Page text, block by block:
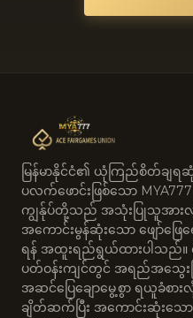
မြန်မာနိုင်ငံ၏ ယုံကြည်စိတ်ချရ
ပလက်ဖောင်းဖြစ်သော
ကျွန်ုပ်တို့သည် အသုံးပြုသူအား
အကောင်းမွန်ဆုံးသော ဖျော်ဖြ
ရန် အထူးရည်ရွယ်ထားပါသည်။ စိ
ပတ်ဝန်းကျင်တွင် အရည်အသွေးမြ
အဆင်ပြေချောမွေ့စွာ ရယူခံစာ
ချိတ်ဆက်ပြီး အကောင်းဆုံးသော